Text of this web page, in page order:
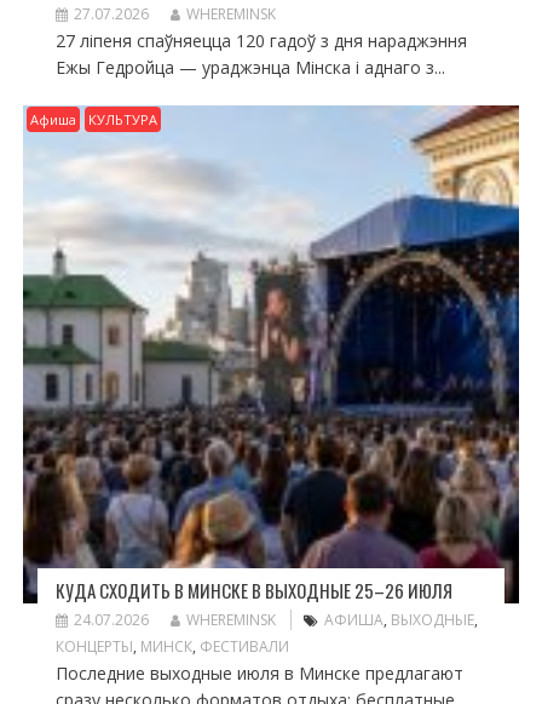
27.07.2026 WHEREMINSK
27 ліпеня спаўняецца 120 гадоў з дня нараджэння
Ежы Гедройца — ураджэнца Мінска і аднаго з...
Афиша КУЛЬТУРА
КУДА СХОДИТЬ В МИНСКЕ В ВЫХОДНЫЕ 25–26 ИЮЛЯ
24.07.2026 WHEREMINSK АФИША, ВЫХОДНЫЕ,
КОНЦЕРТЫ, МИНСК, ФЕСТИВАЛИ
Последние выходные июля в Минске предлагают
сразу несколько форматов отдыха: бесплатные